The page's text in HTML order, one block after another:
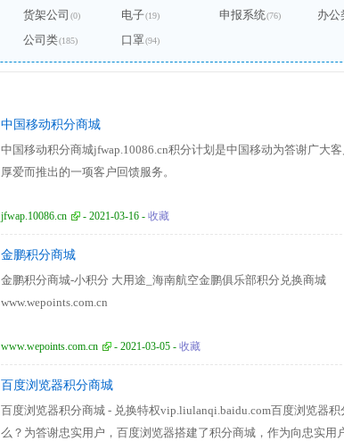
货架公司 (0) 电子(19) 申报系统(76) 办公
公司类(185) 口罩(94)
中国移动积分商城
中国移动积分商城jfwap.10086.cn积分计划是中国移动为答谢广大
厚爱而推出的一项客户回馈服务。
jfwap.10086.cn - 2021-03-16 - 收藏
金鹏积分商城
金鹏积分商城-小积分 大用途_海南航空金鹏俱乐部积分兑换商城
www.wepoints.com.cn
www.wepoints.com.cn - 2021-03-05 - 收藏
百度浏览器积分商城
百度浏览器积分商城 - 兑换特权vip.liulanqi.baidu.com百度浏览器积
么？为答谢忠实用户，百度浏览器搭建了积分商城，作为向忠实用